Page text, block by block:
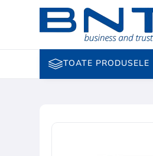
TOATE PRODUSELE